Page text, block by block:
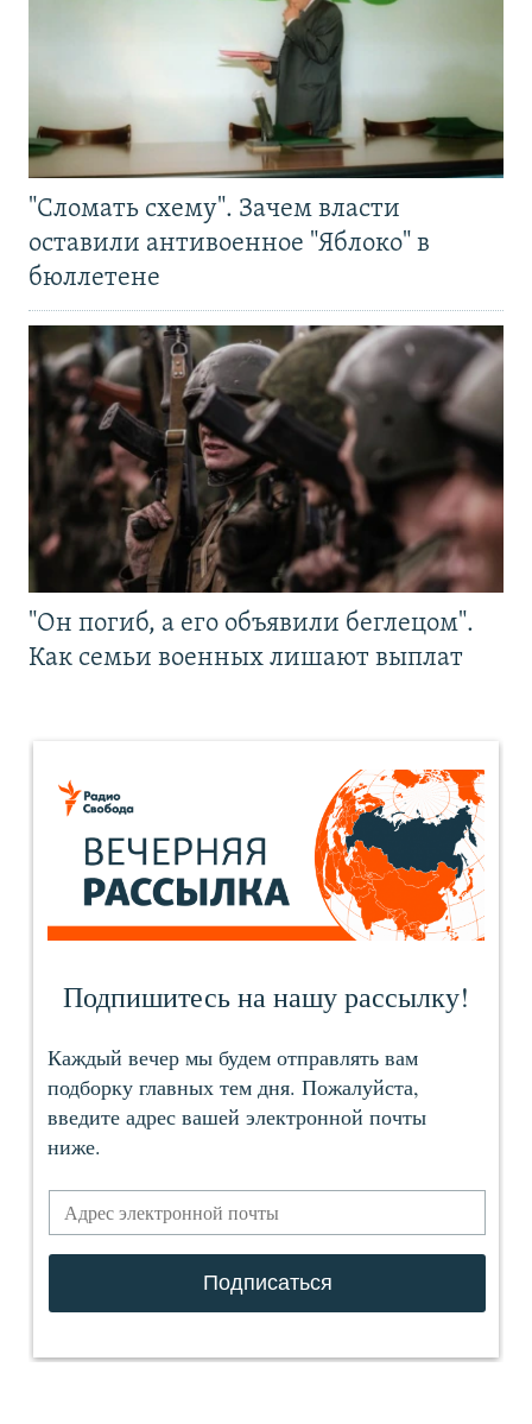
"Сломать схему". Зачем власти
оставили антивоенное "Яблоко" в
бюллетене
"Он погиб, а его объявили беглецом".
Как семьи военных лишают выплат